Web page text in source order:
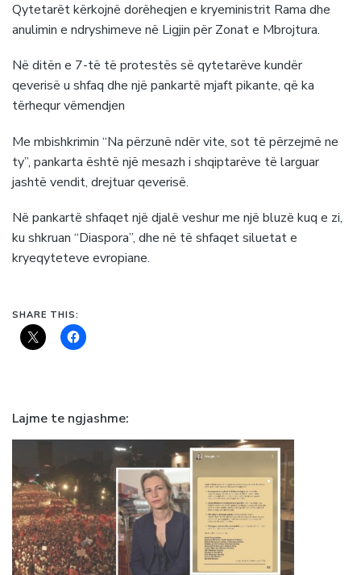
Qytetarët kërkojnë dorëheqjen e kryeministrit Rama dhe
anulimin e ndryshimeve në Ligjin për Zonat e Mbrojtura.
Në ditën e 7-të të protestës së qytetarëve kundër
qeverisë u shfaq dhe një pankartë mjaft pikante, që ka
tërhequr vëmendjen
Me mbishkrimin “Na përzunë ndër vite, sot të përzejmë ne
ty”, pankarta është një mesazh i shqiptarëve të larguar
jashtë vendit, drejtuar qeverisë.
Në pankartë shfaqet një djalë veshur me një bluzë kuq e zi,
ku shkruan “Diaspora”, dhe në të shfaqet siluetat e
kryeqyteteve evropiane.
SHARE THIS:
Lajme te ngjashme